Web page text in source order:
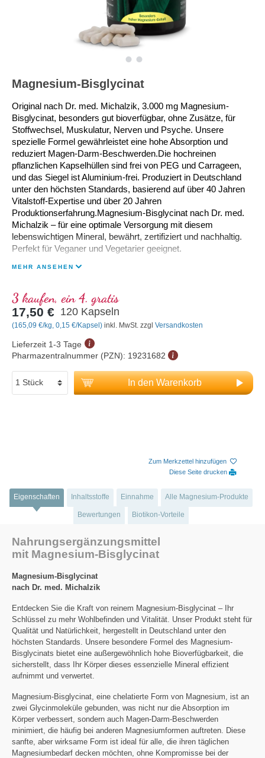
Magnesium-Bisglycinat
Original nach Dr. med. Michalzik, 3.000 mg Magnesium-
Bisglycinat, besonders gut bioverfügbar, ohne Zusätze, für
Stoffwechsel, Muskulatur, Nerven und Psyche. Unsere
spezielle Formel gewährleistet eine hohe Absorption und
reduziert Magen-Darm-Beschwerden.Die hochreinen
pflanzlichen Kapselhüllen sind frei von PEG und Carrageen,
und das Siegel ist Aluminium-frei. Produziert in Deutschland
unter den höchsten Standards, basierend auf über 40 Jahren
Vitalstoff-Expertise und über 20 Jahren
Produktionserfahrung.Magnesium-Bisglycinat nach Dr. med.
Michalzik – für eine optimale Versorgung mit diesem
lebenswichtigen Mineral, bewährt, zertifiziert und nachhaltig.
Perfekt für Veganer und Vegetarier geeignet.
MEHR ANSEHEN
3 kaufen, ein 4. gratis
17,50 € 120 Kapseln
(165,09 €/kg, 0,15 €/Kapsel) inkl. MwSt. zzgl Versandkosten
Lieferzeit 1-3 Tage
Pharmazentralnummer (PZN): 19231682
In den Warenkorb
Zum Merkzettel hinzufügen
Diese Seite drucken
Eigenschaften Inhaltsstoffe Einnahme Alle Magnesium-Produkte
Bewertungen Biotikon-Vorteile
Nahrungsergänzungsmittel
mit Magnesium-Bisglycinat
Magnesium-Bisglycinat
nach Dr. med. Michalzik
Entdecken Sie die Kraft von reinem Magnesium-Bisglycinat – Ihr
Schlüssel zu mehr Wohlbefinden und Vitalität. Unser Produkt steht für
Qualität und Natürlichkeit, hergestellt in Deutschland unter den
höchsten Standards. Unsere besondere Formel des Magnesium-
Bisglycinats bietet eine außergewöhnlich hohe Bioverfügbarkeit, die
sicherstellt, dass Ihr Körper dieses essenzielle Mineral effizient
aufnimmt und verwertet.
Magnesium-Bisglycinat, eine chelatierte Form von Magnesium, ist an
zwei Glycinmoleküle gebunden, was nicht nur die Absorption im
Körper verbessert, sondern auch Magen-Darm-Beschwerden
minimiert, die häufig bei anderen Magnesiumformen auftreten. Diese
sanfte, aber wirksame Form ist ideal für alle, die ihren täglichen
Magnesiumbedarf decken möchten, ohne Kompromisse bei der